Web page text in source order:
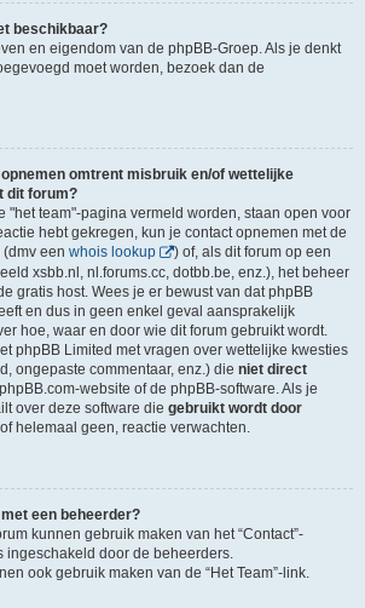
beschikbaar?
en eigendom van de phpBB-Groep. Als je denkt
moet worden, bezoek dan de
omtrent misbruik en/of wettelijke
dit forum?
"het team"-pagina vermeld worden, staan open voor
hebt gekregen, kun je contact opnemen met de
een whois lookup
) of, als dit forum op een
xsbb.nl, nl.forums.cc, dotbb.be, enz.), het beheer
gratis host. Wees je er bewust van dat phpBB
en dus in geen enkel geval aansprakelijk
hoe, waar en door wie dit forum gebruikt wordt.
phpBB Limited met vragen over wettelijke kwesties
ongepaste commentaar, enz.) die niet direct
website of de phpBB-software. Als je
over deze software die gebruikt wordt door
helemaal geen, reactie verwachten.
een beheerder?
kunnen gebruik maken van het “Contact”-
ingeschakeld door de beheerders.
ook gebruik maken van de “Het Team”-link.